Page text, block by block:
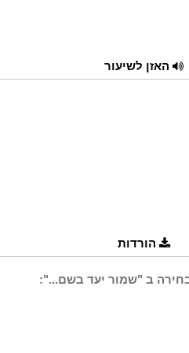
האזן לשיעור
הורדות
בחירה ב "שמור יעד בשם...":